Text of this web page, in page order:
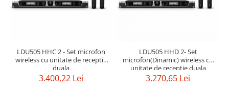
LDU505 HHC 2 - Set microfon
wireless cu unitate de receptie
duala
3.400,22 Lei
LDU505 HHD 2- Set
microfon(Dinamic) wireless cu
unitate de receptie duala
3.270,65 Lei